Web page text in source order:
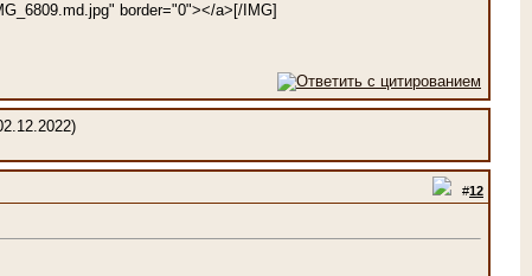
border="0"></a>[/IMG]
#12